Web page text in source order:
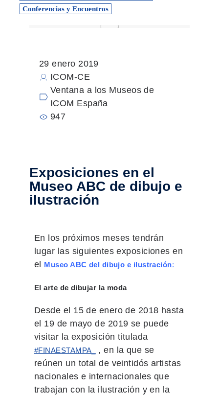
Conferencias y Encuentros
29 enero 2019
ICOM-CE
Ventana a los Museos de
ICOM España
947
Exposiciones en el
Museo ABC de dibujo e
ilustración
En los próximos meses tendrán
lugar las siguientes exposiciones en
el
Museo ABC del dibujo e ilustración:
El arte de dibujar la moda
Desde el 15 de enero de 2018 hasta
el 19 de mayo de 2019 se puede
visitar la exposición titulada
#FINAESTAMPA_
, en la que se
reúnen un total de veintidós artistas
nacionales e internacionales que
trabajan con la ilustración y en la